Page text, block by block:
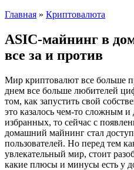
Главная » Криптовалюта
ASIC-майнинг в
все за и против
Мир криптовалют все больше
днем все больше любителей
том, как запустить свой
это казалось чем-то сложным
избранных, то сейчас с
домашний майнинг стал
пользователей. Но перед тем
увлекательный мир, стоит
какие плюсы и минусы есть у